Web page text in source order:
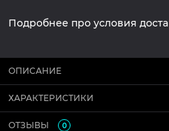
Подробнее про условия
ОПИСАНИЕ
ХАРАКТЕРИСТИКИ
ОТЗЫВЫ 0